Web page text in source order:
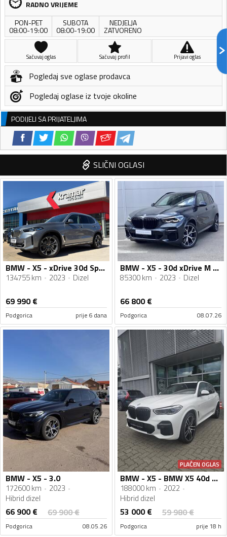
RADNO VRIJEME
PON-PET
08:00-19:00
SUBOTA
08:00-19:00
NEDJELJA
ZATVORENO
Sačuvaj oglas Sačuvaj profil Prijavi oglas
Pogledaj sve oglase prodavca
Pogledaj oglase iz tvoje okoline
PODIJELI SA PRIJATELJIMA
SLIČNI OGLASI
BMW - X5 - xDrive 30d Sportpaket Luxury Line 286KS -NOVI MODEL
134755 km 2023 Dizel
69 990€
Podgorica prije 6 dana
BMW - X5 - 30d xDrive M sport
85300 km 2023 Dizel
66 800€
Podgorica 08.07.26
BMW - X5 - 3.0
172600 km
2023
Hibrid dizel
66 900€ 69 900€
Podgorica 08.05.26
PLAĆEN OGLAS
BMW - X5 - BMW X5 40d xDrive M sport
188000 km
2022
Hibrid dizel
53 000€ 59 980€
Podgorica prije 18 h